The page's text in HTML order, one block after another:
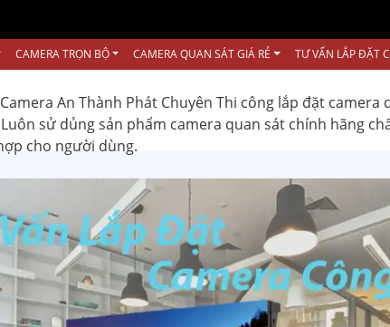
CAMERA TRỌN BỘ CAMERA QUAN SÁT GIÁ RẺ TƯ VẤN LẮP ĐẶT
An Thành Phát Chuyên Thi công lắp đặt camera
sử dủng sản phẩm camera quan sát chính hãng
cho người dùng.